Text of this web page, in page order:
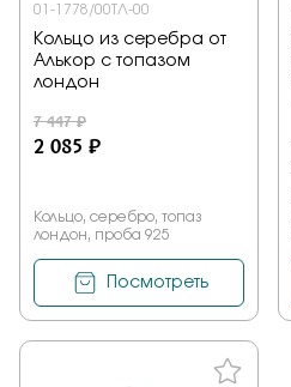
01-1778/00ТЛ-00
Кольцо из серебра от
Алькор с топазом
лондон
7 447 ₽
2 085 ₽
Кольцо, серебро, топаз
лондон, проба 925
Посмотреть